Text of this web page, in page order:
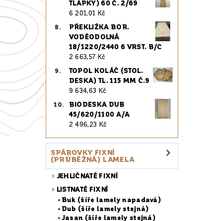
TLAPKY) 60 Č. 2/69
6 201,01 Kč
PŘEKLIŽKA BOR.
VODĚODOLNÁ
18/1220/2440 6 VRST. B/C
2 663,57 Kč
TOPOL KOLÁČ (STOL.
DESKA) TL. 115 MM Č.9
9 634,63 Kč
BIODESKA DUB
45/620/1100 A/A
2 496,23 Kč
SPÁROVKY FIXNÍ
(PRŮBĚŽNÁ) LAMELA
JEHLIČNATÉ FIXNÍ
LISTNATÉ FIXNÍ
Buk (šíře lamely napadavá)
Dub (šíře lamely stejná)
Jasan (šíře lamely stejná)